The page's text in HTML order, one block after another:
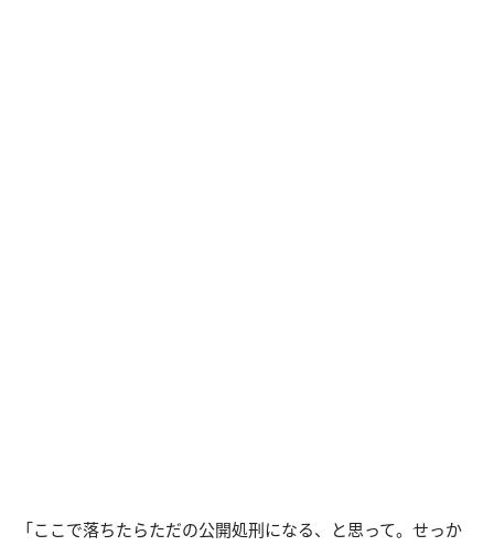
「ここで落ちたらただの公開処刑になる、と思って。せっか